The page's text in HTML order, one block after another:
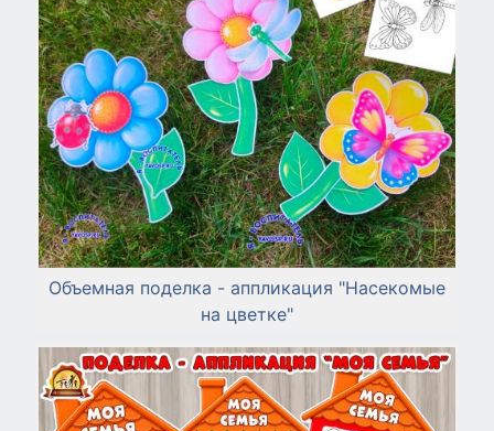
Объемная поделка - аппликация "Насекомые
на цветке"